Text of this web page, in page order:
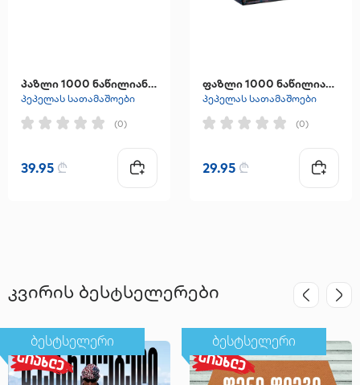
პაზლი 1000 ნაწილიანი "IMPOSSIBLE DISNEY VILLAINS"
პეპელას სათამაშოები
(0)
39.95 ₾
ფაზლი 1000 ნაწილიანი "უცნაური ამბები 5"
პეპელას სათამაშოები
(0)
29.95 ₾
კვირის ბესტსელერები
ბესტსელერი ბესტსელერი